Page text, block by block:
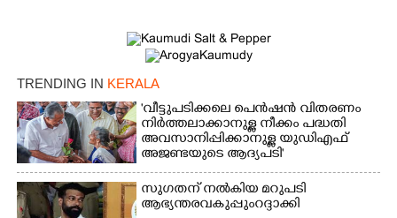
TRENDING IN KERALA
'വീട്ടുപടിക്കലെ പെൻഷൻ വിതരണം
നിർത്തലാക്കാനുള്ള നീക്കം പദ്ധതി
അവസാനിപ്പിക്കാനുള്ള യുഡിഎഫ്
അജണ്ടയുടെ ആദ്യപടി'
സുഗതന് നൽകിയ മറുപടി
ആഭ്യന്തരവകുപ്പും റദ്ദാക്കി
Copy Link